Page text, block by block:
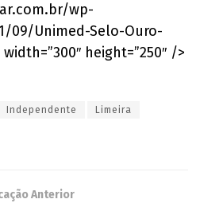
wp-
09/Unimed-Selo-Ouro-
height=”250″ />
Independente Limeira
Anterior